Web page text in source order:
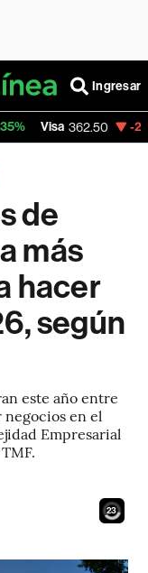
Ingresar
-2.15%
de
más
hacer
según
este año entre
negocios en el
Empresarial
21